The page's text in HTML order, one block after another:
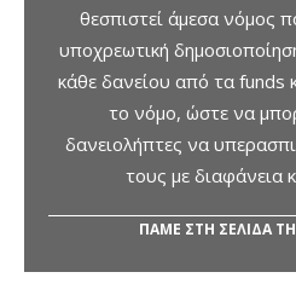
θεσπιστεί άμεσα νόμος
υποχρεωτική
κάθε δανείου από τα funds
το νόμο, ώστε να
δανειολήπτες να
τους με διαφάνεια
ΠΑΜΕ ΣΤΗ ΣΕΛΙΔΑ